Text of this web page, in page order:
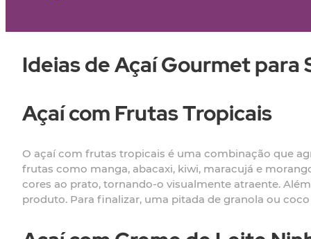
Ideias de Açaí Gourmet
Açaí com Frutas Tropicais
O açaí com frutas tropicais é uma combinação que
frutas como manga, abacaxi, kiwi, maracujá e
cores ao prato, tornando-o visualmente atraente.
produto. Para finalizar, uma pitada de granola ou